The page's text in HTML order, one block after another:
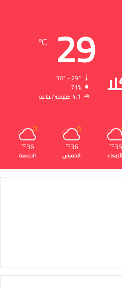
29
℃
71%
4.1 كيلومتر/ساعة
35
℃
36
℃
الخميس
36
℃
الجمعة